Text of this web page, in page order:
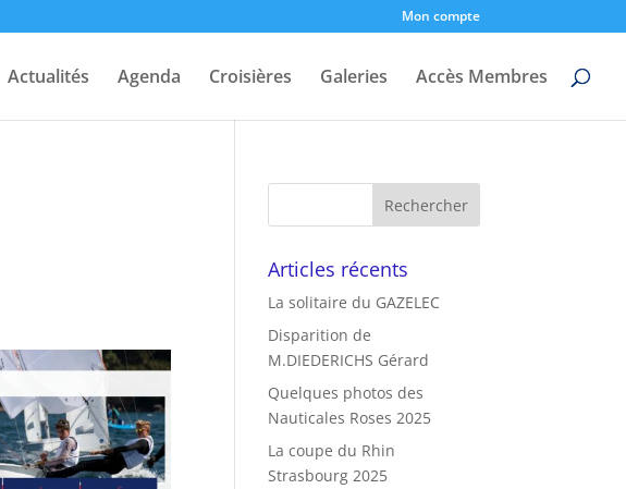
Mon compte
Actualités Agenda Croisières Galeries Accès Membres
Articles récents
La solitaire du GAZELEC
Disparition de
M.DIEDERICHS Gérard
Quelques photos des
Nauticales Roses 2025
La coupe du Rhin
Strasbourg 2025